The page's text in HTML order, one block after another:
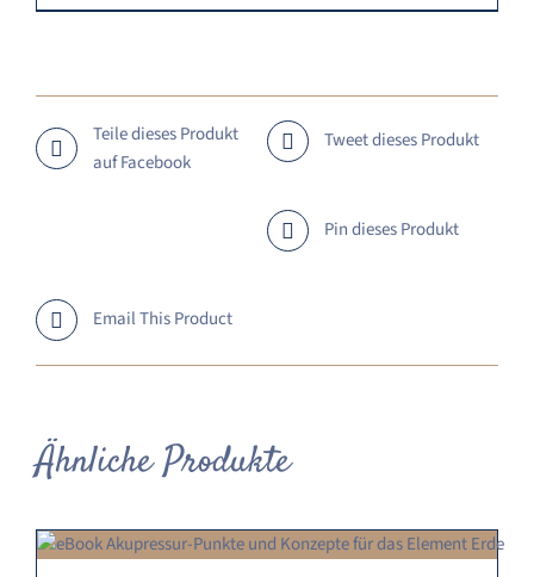
Teile dieses Produkt
auf Facebook
Tweet dieses Produkt
Pin dieses Produkt
Email This Product
Ähnliche Produkte